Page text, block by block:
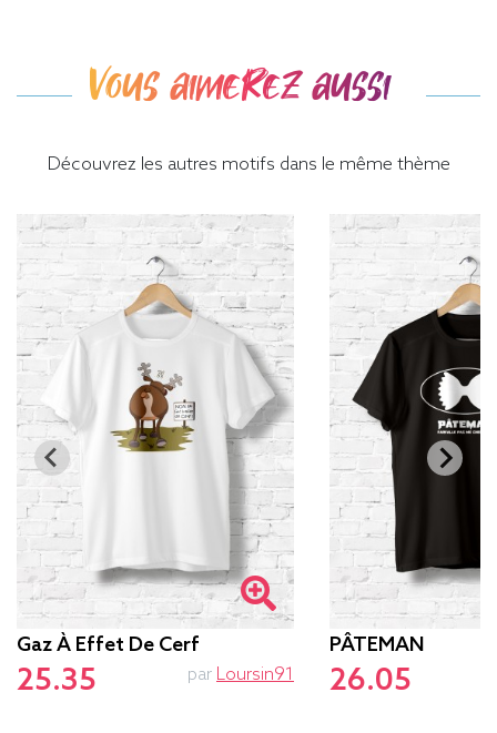
Vous aimerez aussi
Découvrez les autres motifs dans le même thème
Gaz À Effet De Cerf
25.35 par Loursin91
PÂTEMAN
26.05